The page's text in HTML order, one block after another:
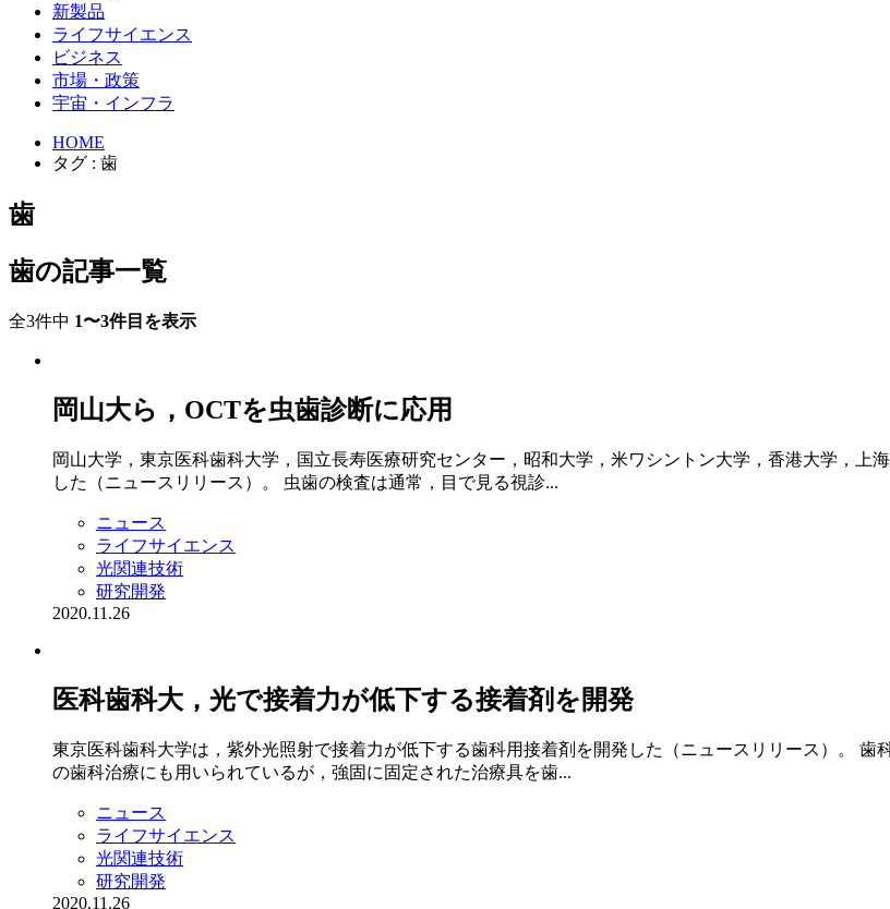
新製品
ライフサイエンス
ビジネス
市場・政策
宇宙・インフラ
HOME
タグ : 歯
歯
歯の記事一覧
全3件中 1〜3件目を表示
岡山大ら，OCTを虫歯診断に応用
岡山大学，東京医科歯科大学，国立長寿医療研究センター，昭和大学，米ワシントン大学，香港大学，上
した（ニュースリリース）。 虫歯の検査は通常，目で見る視診...
ニュース
ライフサイエンス
光関連技術
研究開発
2020.11.26
医科歯科大，光で接着力が低下する接着剤を開発
東京医科歯科大学は，紫外光照射で接着力が低下する歯科用接着剤を開発した（ニュースリリース）。
の歯科治療にも用いられているが，強固に固定された治療具を歯...
ニュース
ライフサイエンス
光関連技術
研究開発
2020.11.26